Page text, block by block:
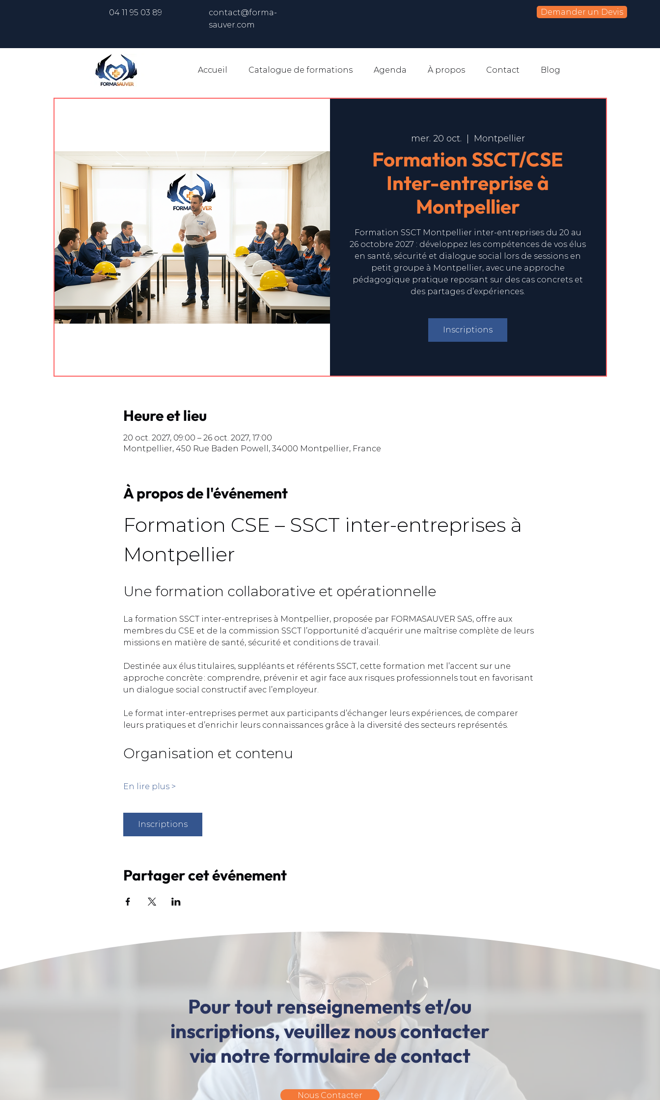
04 11 95 03 89
contact@forma-
sauver.com
Demander un Devis
Accueil Catalogue de formations Agenda À propos Contact Blog
mer. 20 oct. Montpellier
Formation SSCT/CSE
Inter-entreprise à
Montpellier
Formation SSCT Montpellier inter-entreprises du 20 au
26 octobre 2027 : développez les compétences de vos élus
en santé, sécurité et dialogue social lors de sessions en
petit groupe à Montpellier, avec une approche
pédagogique pratique reposant sur des cas concrets et
des partages d’expériences.
Inscriptions
Heure et lieu
20 oct. 2027, 09:00 – 26 oct. 2027, 17:00
Montpellier, 450 Rue Baden Powell, 34000 Montpellier, France
À propos de l'événement
Formation CSE – SSCT inter-entreprises à
Montpellier
Une formation collaborative et opérationnelle
La formation SSCT inter-entreprises à Montpellier, proposée par FORMASAUVER SAS, offre aux
membres du CSE et de la commission SSCT l’opportunité d’acquérir une maîtrise complète de leurs
missions en matière de santé, sécurité et conditions de travail.
Destinée aux élus titulaires, suppléants et référents SSCT, cette formation met l’accent sur une
approche concrète : comprendre, prévenir et agir face aux risques professionnels tout en favorisant
un dialogue social constructif avec l’employeur.
Le format inter-entreprises permet aux participants d’échanger leurs expériences, de comparer
leurs pratiques et d’enrichir leurs connaissances grâce à la diversité des secteurs représentés.
Organisation et contenu
En lire plus >
Inscriptions
Partager cet événement
Pour tout renseignements et/ou
inscriptions, veuillez nous contacter
via notre formulaire de contact
Nous Contacter